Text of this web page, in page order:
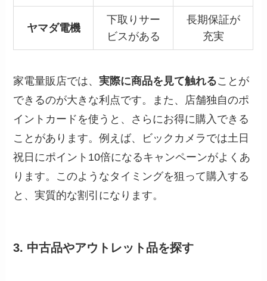
ヤマダ電機
下取りサー
ビスがある
長期保証が
充実
家電量販店では、実際に商品を見て触れることが
できるのが大きな利点です。また、店舗独自のポ
イントカードを使うと、さらにお得に購入できる
ことがあります。例えば、ビックカメラでは土日
祝日にポイント10倍になるキャンペーンがよくあ
ります。このようなタイミングを狙って購入する
と、実質的な割引になります。
3. 中古品やアウトレット品を探す